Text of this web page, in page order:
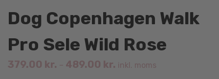
Dog Copenhagen Walk
Pro Sele Wild Rose
379.00 kr. – 489.00 kr. inkl. moms